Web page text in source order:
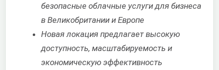
безопасные облачные услуги для бизнеса
в Великобритании и Европе
Новая локация предлагает высокую
доступность, масштабируемость и
экономическую эффективность